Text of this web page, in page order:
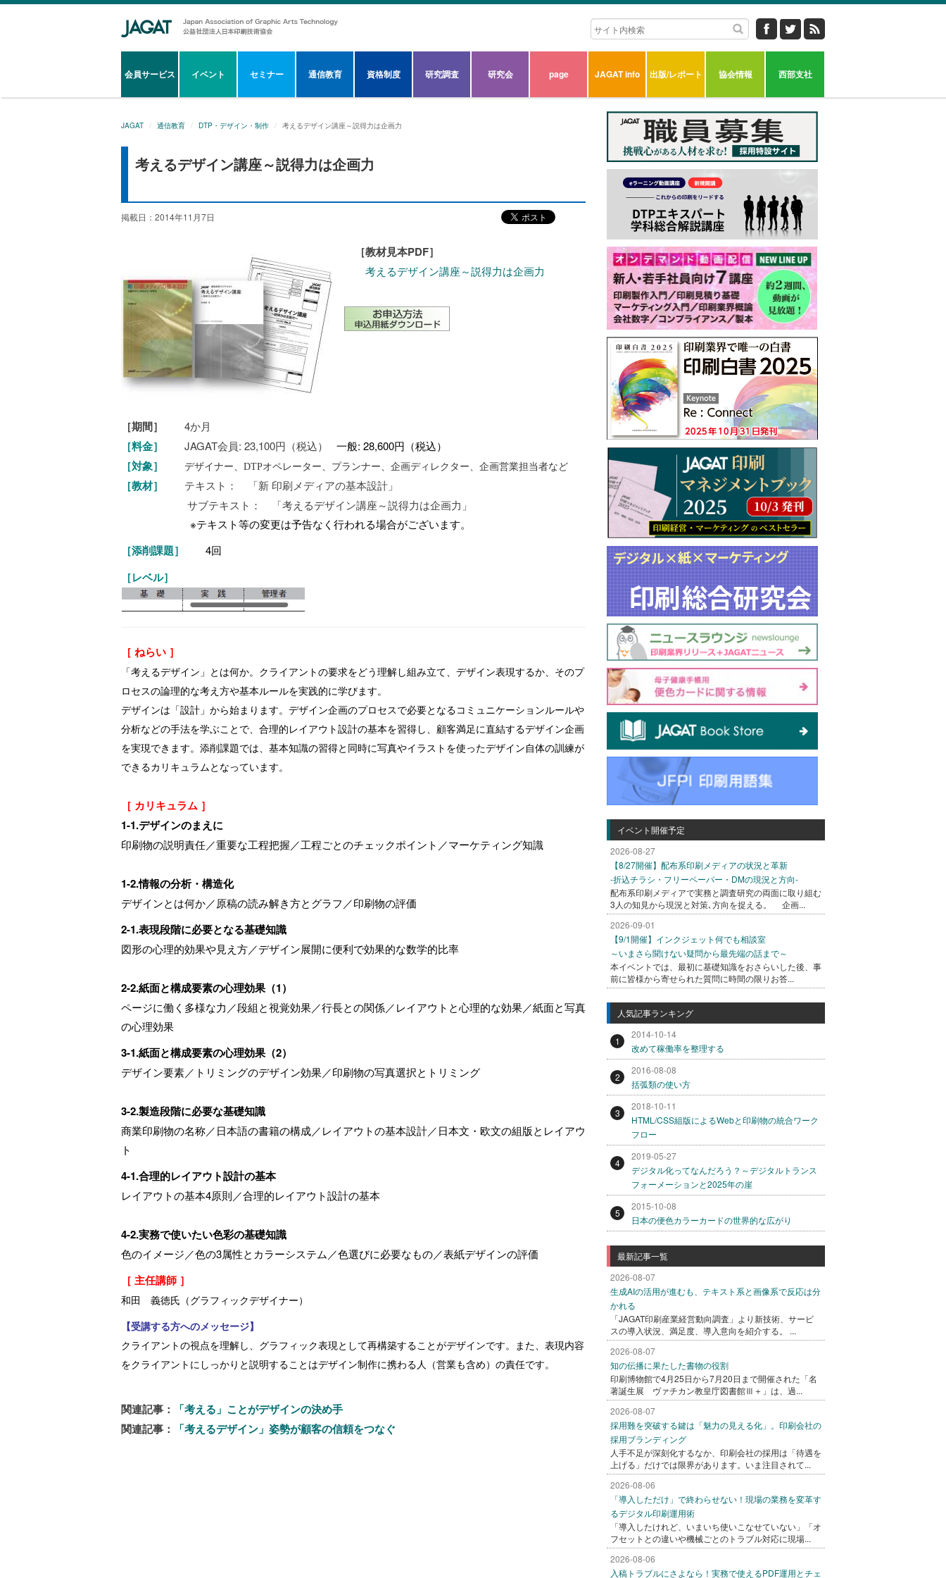
会員サービス イベント セミナー 通信教育 資格制度 研究調査 研究会 page JAGAT info 出版/レポート 協会情報 西部支社
JAGAT 通信教育 DTP・デザイン・制作 考えるデザイン講座～説得力は企画力
考えるデザイン講座～説得力は企画力
掲載日：2014年11月7日
［教材見本PDF］
考えるデザイン講座～説得力は企画力
［期間］ 4か月
［料金］ JAGAT会員: 23,100円（税込） 一般: 28,600円（税込）
［対象］ デザイナー、DTPオペレーター、プランナー、 企画ディレクター、企画営業担当者など
［教材］ テキスト： 「新 印刷メディアの基本設計」
サブテキスト： 「考えるデザイン講座～説得力は企画力」
※テキスト等の変更は予告なく行われる場合がございます。
［添削課題］ 4回
［レベル］
［ ねらい ］
「考えるデザイン」とは何か。クライアントの要求をどう理解し組み立て、デザイン表現するか、そのプ
ロセスの論理的な考え方や基本ルールを実践的に学びます。
デザインは「設計」から始まります。デザイン企画のプロセスで必要となるコミュニケーションルールや
分析などの手法を学ぶことで、合理的レイアウト設計の基本を習得し、顧客満足に直結するデザイン企画
を実現できます。添削課題では、基本知識の習得と同時に写真やイラストを使ったデザイン自体の訓練が
できるカリキュラムとなっています。
［ カリキュラム ］
1-1.デザインのまえに
印刷物の説明責任／重要な工程把握／工程ごとのチェックポイント／マーケティング知識
1-2.情報の分析・構造化
デザインとは何か／原稿の読み解き方とグラフ／印刷物の評価
2-1.表現段階に必要となる基礎知識
図形の心理的効果や見え方／デザイン展開に便利で効果的な数学的比率
2-2.紙面と構成要素の心理効果（1）
ページに働く多様な力／段組と視覚効果／行長との関係／レイアウトと心理的な効果／紙面と写真
の心理効果
3-1.紙面と構成要素の心理効果（2）
デザイン要素／トリミングのデザイン効果／印刷物の写真選択とトリミング
3-2.製造段階に必要な基礎知識
商業印刷物の名称／日本語の書籍の構成／レイアウトの基本設計／日本文・欧文の組版とレイアウ
ト
4-1.合理的レイアウト設計の基本
レイアウトの基本4原則／合理的レイアウト設計の基本
4-2.実務で使いたい色彩の基礎知識
色のイメージ／色の3属性とカラーシステム／色選びに必要なもの／表紙デザインの評価
［ 主任講師 ］
和田 義徳氏（グラフィックデザイナー）
【受講する方へのメッセージ】
クライアントの視点を理解し、グラフィック表現として再構築することがデザインです。また、表現内容
をクライアントにしっかりと説明することはデザイン制作に携わる人（営業も含め）の責任です。
関連記事：
「考える」ことがデザインの決め手
関連記事：
「考えるデザイン」姿勢が顧客の信頼をつなぐ
イベント開催予定
2026-08-27
【8/27開催】配布系印刷メディアの状況と革新
-折込チラシ・フリーペーパー・DMの現況と方向-
配布系印刷メディアで実務と調査研究の両面に取り組む
3人の知見から現況と対策､方向を捉える。 企画...
2026-09-01
【9/1開催】インクジェット何でも相談室
～いまさら聞けない疑問から最先端の話まで～
本イベントでは、最初に基礎知識をおさらいした後、事
前に皆様から寄せられた質問に時間の限りお答...
人気記事ランキング
1
2014-10-14
改めて稼働率を整理する
2
2016-08-08
括弧類の使い方
3
2018-10-11
HTML/CSS組版によるWebと印刷物の統合ワーク
フロー
4
2019-05-27
デジタル化ってなんだろう？～デジタルトランス
フォーメーションと2025年の崖
5
2015-10-08
日本の便色カラーカードの世界的な広がり
最新記事一覧
2026-08-07
生成AIの活用が進むも、テキスト系と画像系で反応は分
かれる
「JAGAT印刷産業経営動向調査」より新技術、サービ
スの導入状況、満足度、導入意向を紹介する。 ...
2026-08-07
知の伝播に果たした書物の役割
印刷博物館で4月25日から7月20日まで開催された「名
著誕生展 ヴァチカン教皇庁図書館Ⅲ＋」は、過...
2026-08-07
採用難を突破する鍵は「魅力の見える化」。印刷会社の
採用ブランディング
人手不足が深刻化するなか、印刷会社の採用は「待遇を
上げる」だけでは限界があります。いま注目されて...
2026-08-06
「導入しただけ」で終わらせない！現場の業務を変革す
るデジタル印刷運用術
「導入したけれど、いまいち使いこなせていない」「オ
フセットとの違いや機械ごとのトラブル対応に現場...
2026-08-06
入稿トラブルにさよなら！実務で使えるPDF運用とチェ